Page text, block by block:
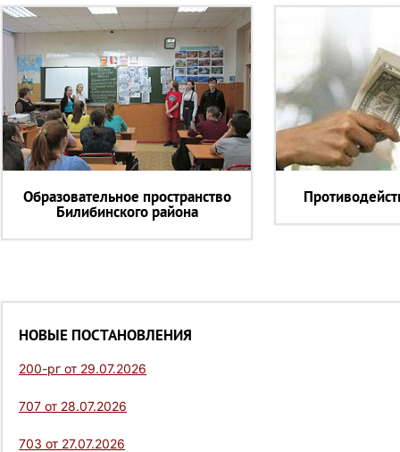
Образовательное пространство
Билибинского района
НОВЫЕ ПОСТАНОВЛЕНИЯ
200-рг от 29.07.2026
707 от 28.07.2026
703 от 27.07.2026